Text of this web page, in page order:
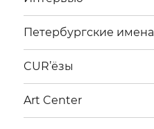
Петербургские имена
CUR’ёзы
Art Center